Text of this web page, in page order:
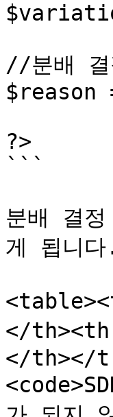
//분배 결
$reason
?>
```
분배 결
게 됩니
</th><th
</th></